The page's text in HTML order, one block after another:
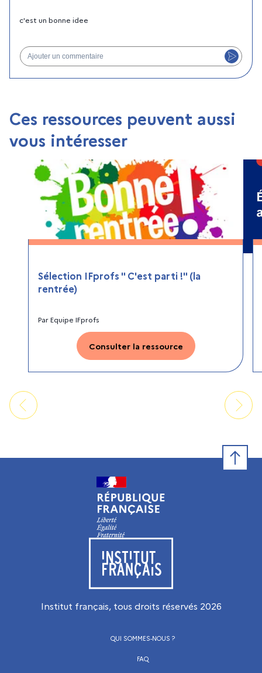
c'est un bonne idee
Ajouter un commentaire
Ces ressources peuvent aussi
vous intéresser
Sélection IFprofs " C'est parti !" (la
rentrée)
ParEquipe IFprofs
Consulter la ressource
Visiter le site de l’Institut français
Institut français, tous droits réservés 2026
QUI SOMMES-NOUS ?
FAQ